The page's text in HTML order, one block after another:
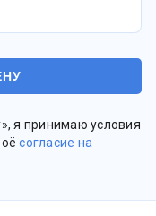
я принимаю условия
согласие на